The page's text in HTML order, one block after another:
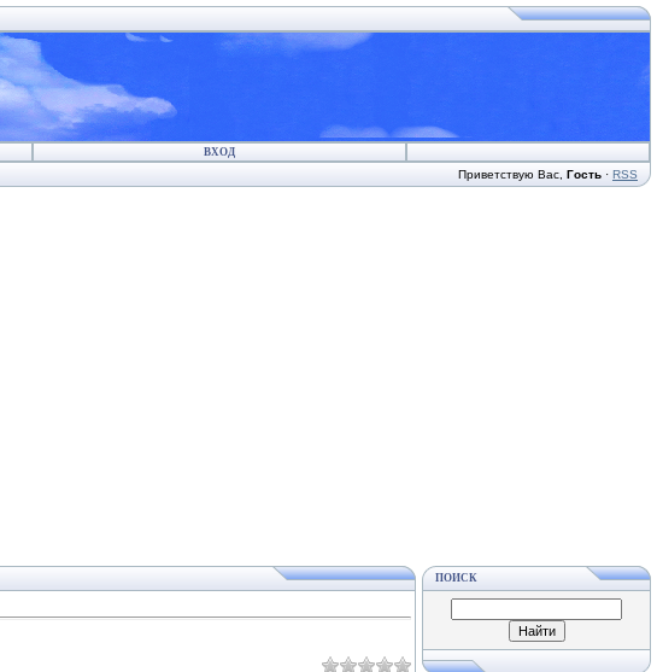
ВХОД
Приветствую Вас Гость · RSS
ПОИСК